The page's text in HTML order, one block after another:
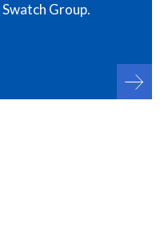
Group.